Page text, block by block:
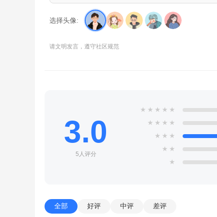
选择头像:
请文明发言，遵守社区规范
3.0
5人评分
★ ★ ★ ★ ★
★ ★ ★ ★
★ ★ ★
★ ★
★
全部 好评 中评 差评